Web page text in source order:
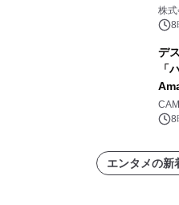
中
株
8
デ
「
8
エンタメの新